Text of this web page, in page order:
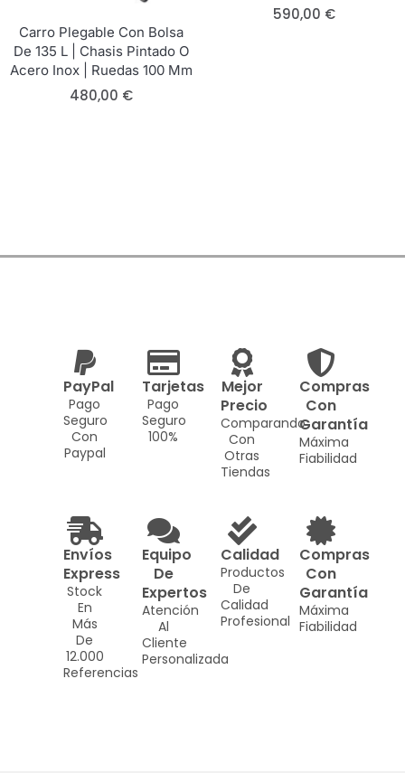
Carro Plegable Con Bolsa
De 135 L | Chasis Pintado O
Acero Inox | Ruedas 100 Mm
480,00 €
590,00 €
PayPal
Pago
Seguro
Con
Paypal
Tarjetas
Pago
Seguro
100%
Mejor
Precio
Comparando
Con
Otras
Tiendas
Compras
Con
Garantía
Máxima
Fiabilidad
Envíos
Express
Stock
En
Más
De
12.000
Referencias
Equipo
De
Expertos
Atención
Al
Cliente
Personalizada
Calidad
Productos
De
Calidad
Profesional
Compras
Con
Garantía
Máxima
Fiabilidad